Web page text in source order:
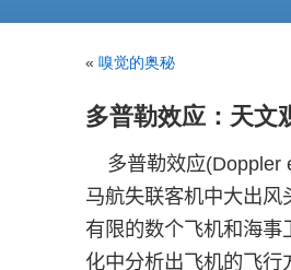
« 嗅觉的奥秘
多普勒效应：天文
多普勒效应(Doppler
马航失联客机中大出
有限的数个飞机和海
化中分析出飞机的飞